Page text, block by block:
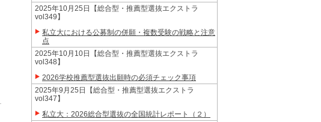
2025年10月25日【総合型・推薦型選抜エクストラ
vol349】
私立大における公募制の併願・複数受験の戦略と注意
点
2025年10月10日【総合型・推薦型選抜エクストラ
vol348】
2026学校推薦型選抜出願時の必須チェック事項
2025年9月25日【総合型・推薦型選抜エクストラ
vol347】
私立大：2026総合型選抜の全国統計レポート（２）